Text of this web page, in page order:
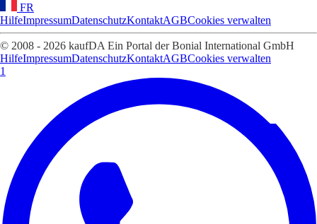
FR
HilfeImpressumDatenschutzKontaktAGBCookies verwalten
© 2008 - 2026 kaufDA Ein Portal der Bonial International GmbH
HilfeImpressumDatenschutzKontaktAGBCookies verwalten
1